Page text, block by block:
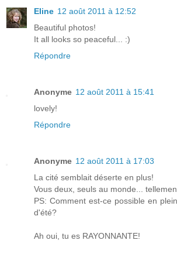
Eline 12 août 2011 à 12:52
Beautiful photos!
It all looks so peaceful... :)
Répondre
Anonyme 12 août 2011 à 15:41
lovely!
Répondre
Anonyme 12 août 2011 à 17:03
La cité semblait déserte en plus!
Vous deux, seuls au monde...
PS: Comment est-ce possible en
d'été?
Ah oui, tu es RAYONNANTE!